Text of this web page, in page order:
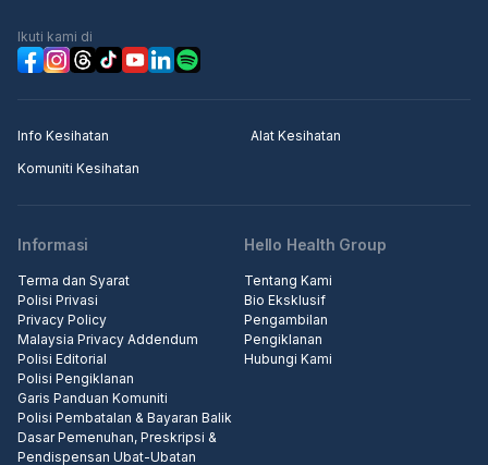
Ikuti kami di
Info Kesihatan
Alat Kesihatan
Komuniti Kesihatan
Informasi
Terma dan Syarat
Polisi Privasi
Privacy Policy
Malaysia Privacy Addendum
Polisi Editorial
Polisi Pengiklanan
Garis Panduan Komuniti
Polisi Pembatalan & Bayaran Balik
Dasar Pemenuhan, Preskripsi &
Pendispensan Ubat-Ubatan
Hello Health Group
Tentang Kami
Bio Eksklusif
Pengambilan
Pengiklanan
Hubungi Kami